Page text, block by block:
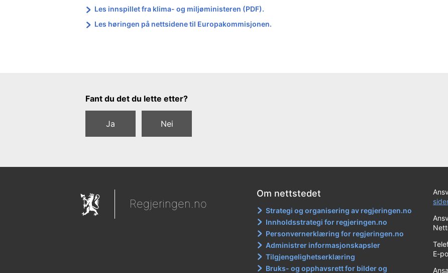
Les innspillet fra klima- og miljøministeren (PDF).
Les høringen på nettsidene til Europakommisjonen.
Tilbakemeldingsskjema
Fant du det du lette etter?
Ja Nei
Regjeringen.no
Om nettstedet
Strategi og organisering av regjeringen.no
Innholdsstrategi for regjeringen.no
Personvernerklæring for regjeringen.no
Administrer informasjonskapsler
Tilgjengelighetserklæring
Bruks- og opphavsrett for bilder og
E-